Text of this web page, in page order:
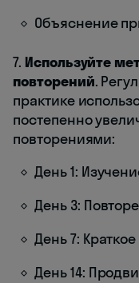
Объяснение
7. Используйте
повторений.
практике
постепенно
повторениями:
День 1:
День 3:
День 7:
День 14: